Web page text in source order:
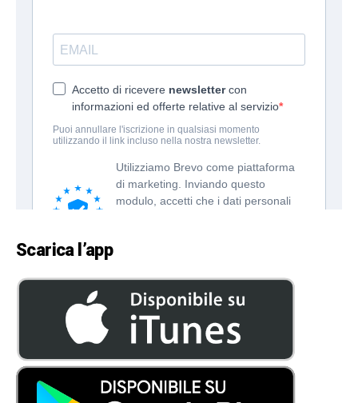
Scarica l’app